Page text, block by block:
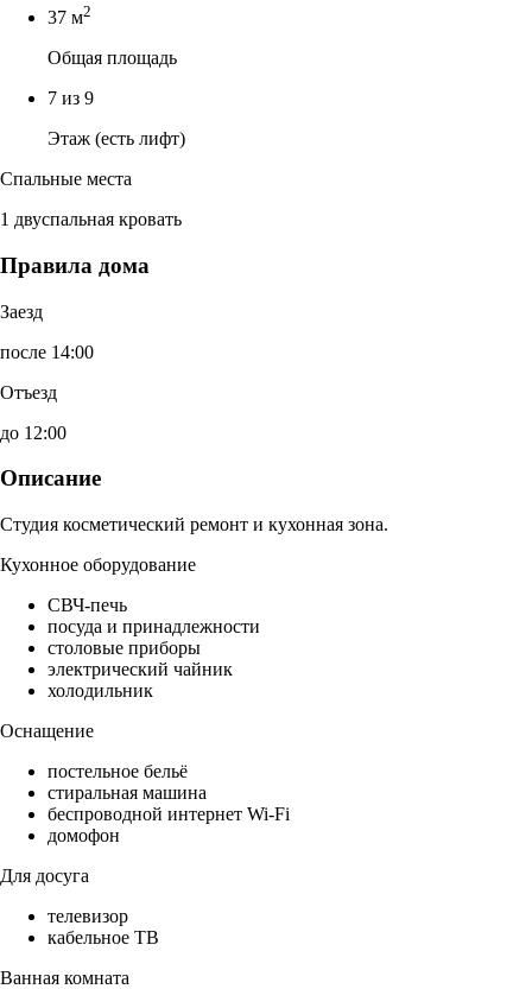
37 м2
Общая площадь
7 из 9
Этаж (есть лифт)
Спальные места
1 двуспальная кровать
Правила дома
Заезд
после 14:00
Отъезд
до 12:00
Описание
Студия косметический ремонт и кухонная зона.
Кухонное оборудование
СВЧ-печь
посуда и принадлежности
столовые приборы
электрический чайник
холодильник
Оснащение
постельное бельё
стиральная машина
беспроводной интернет Wi-Fi
домофон
Для досуга
телевизор
кабельное ТВ
Ванная комната